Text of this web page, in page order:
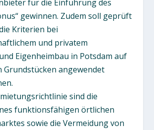
für die Einführung des
gewinnen. Zudem soll geprüft
Kriterien bei
und privatem
Eigenheimbau in Potsdam auf
Grundstücken angewendet
sind die
funktionsfähigen örtlichen
sowie die Vermeidung von